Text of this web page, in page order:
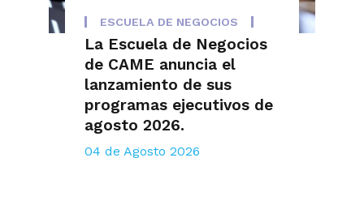
ESCUELA DE NEGOCIOS
La Escuela de Negocios
de CAME anuncia el
lanzamiento de sus
programas ejecutivos de
agosto 2026.
04 de Agosto 2026